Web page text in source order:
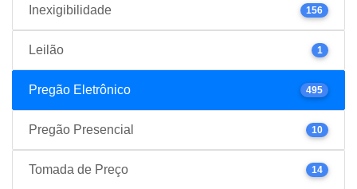
Inexigibilidade 156
Leilão 1
Pregão Eletrônico 495
Pregão Presencial 10
Tomada de Preço 14